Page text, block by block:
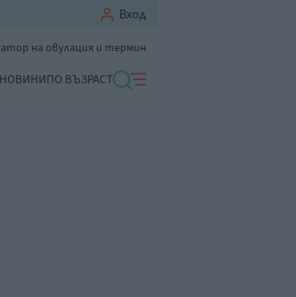
Вход
на овулация и термин
НОВИНИПО ВЪЗРАСТ